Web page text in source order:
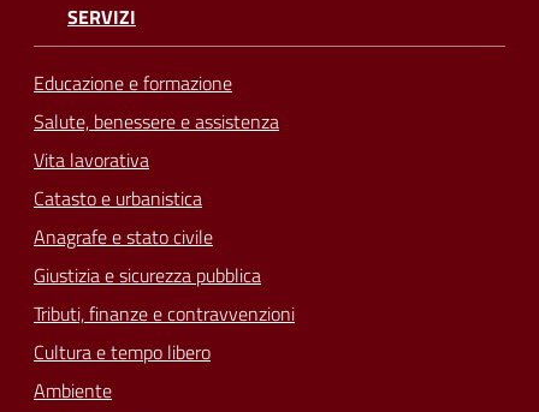
SERVIZI
Educazione e formazione
Salute, benessere e assistenza
Vita lavorativa
Catasto e urbanistica
Anagrafe e stato civile
Giustizia e sicurezza pubblica
Tributi, finanze e contravvenzioni
Cultura e tempo libero
Ambiente